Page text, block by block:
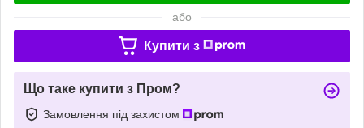
або
Купити з
Що таке купити з Пром?
Замовлення під захистом